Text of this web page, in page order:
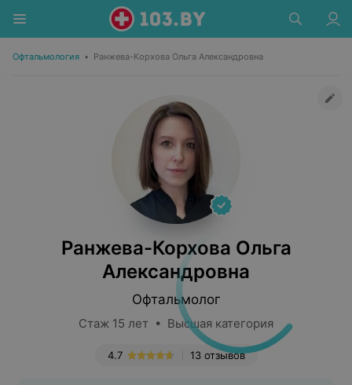
Офтальмология • Ранжева-Корхова Ольга Александровна
Ранжева-Корхова Ольга
Александровна
Офтальмолог
Стаж 15 лет • Высшая категория
13 отзывов
4.7